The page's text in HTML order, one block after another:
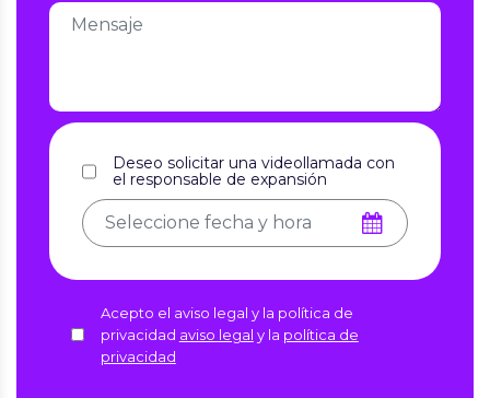
Deseo solicitar una videollamada con
el responsable de expansión
Acepto el aviso legal y la política de
privacidad aviso legal y la política de
privacidad